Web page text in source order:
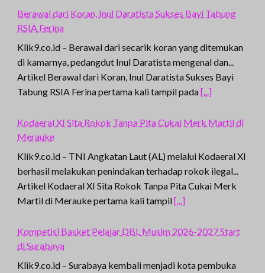
Berawal dari Koran, Inul Daratista Sukses Bayi Tabung
RSIA Ferina
Klik9.co.id – Berawal dari secarik koran yang ditemukan
di kamarnya, pedangdut Inul Daratista mengenal dan...
Artikel Berawal dari Koran, Inul Daratista Sukses Bayi
Tabung RSIA Ferina pertama kali tampil pada[...]
Kodaeral XI Sita Rokok Tanpa Pita Cukai Merk Martil di
Merauke
Klik9.co.id – TNI Angkatan Laut (AL) melalui Kodaeral XI
berhasil melakukan penindakan terhadap rokok ilegal...
Artikel Kodaeral XI Sita Rokok Tanpa Pita Cukai Merk
Martil di Merauke pertama kali tampil[...]
Kompetisi Basket Pelajar DBL Musim 2026-2027 Start
di Surabaya
Klik9.co.id – Surabaya kembali menjadi kota pembuka